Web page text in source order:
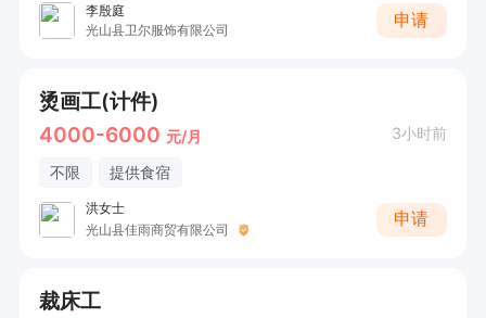
李殷庭
光山县卫尔服饰有限公司
申请
烫画工(计件)
4000-6000 元/月 3小时前
不限 提供食宿
洪女士
光山县佳雨商贸有限公司
申请
裁床工